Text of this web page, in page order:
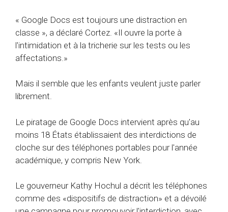
« Google Docs est toujours une distraction en
classe », a déclaré Cortez. «Il ouvre la porte à
l'intimidation et à la tricherie sur les tests ou les
affectations.»
Mais il semble que les enfants veulent juste parler
librement.
Le piratage de Google Docs intervient après qu'au
moins 18 États établissaient des interdictions de
cloche sur des téléphones portables pour l'année
académique, y compris New York.
Le gouverneur Kathy Hochul a décrit les téléphones
comme des «dispositifs de distraction» et a dévoilé